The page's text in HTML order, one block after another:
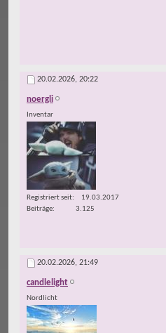
20.02.2026, 20:22
noergli
Inventar
Registriert seit
19.03.2017
Beiträge
3.125
20.02.2026, 21:49
candlelight
Nordlicht